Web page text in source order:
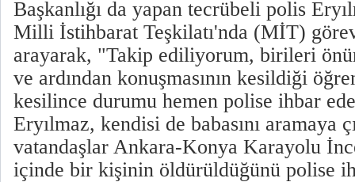
Başkanlığı da yapan tecrübeli polis
Milli İstihbarat Teşkilatı'nda (MİT)
arayarak, "Takip ediliyorum, birileri
ve ardından konuşmasının kesildiği
kesilince durumu hemen polise ihbar
Eryılmaz, kendisi de babasını aramaya
vatandaşlar Ankara-Konya Karayolu
içinde bir kişinin öldürüldüğünü polise